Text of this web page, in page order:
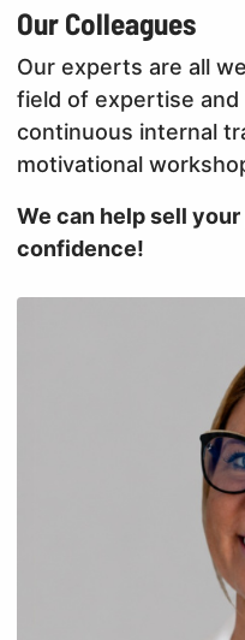
Our Colleagues
Our experts are all
field of expertise
continuous internal
motivational
We can help sell
confidence!